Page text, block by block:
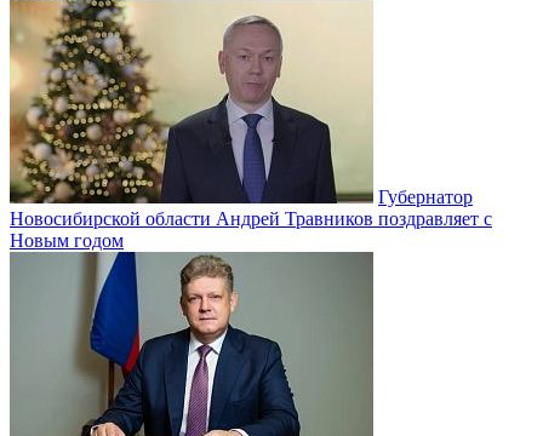
Губернатор
Новосибирской области Андрей Травников поздравляет с
Новым годом